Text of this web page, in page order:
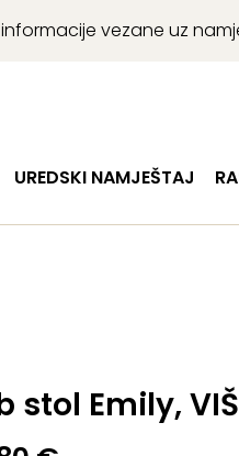
vezane uz
UREDSKI NAMJEŠTAJ
stol Emily,